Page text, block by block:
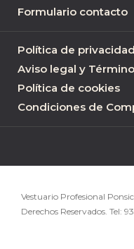
Formulario contacto
Política de privacidad
Aviso legal y
Política de cookies
Condiciones de
Vestuario Profesional
Derechos Reservados. Tel: